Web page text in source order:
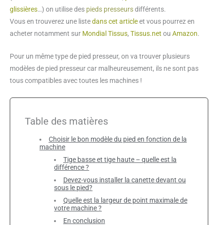
glissières…) on utilise des pieds presseursdifférents.
Vous en trouverez une listedans cet articleet vous pourrez en
acheter notamment sur Mondial Tissus, Tissus.net ou Amazon.
Pour un même type de pied presseur, on va trouver plusieurs
modèles de pied presseur car malheureusement, ils ne sont pas
tous compatibles avec toutes les machines !
Table des matières
Choisir le bon modèle du pied en fonction de la
machine
Tige basse et tige haute – quelle est la
différence ?
Devez-vous installer la canette devant ou
sous le pied?
Quelle est la largeur de point maximale de
votre machine ?
En conclusion